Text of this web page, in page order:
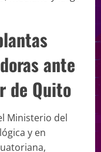
ante
de Quito
Ministerio del
y en